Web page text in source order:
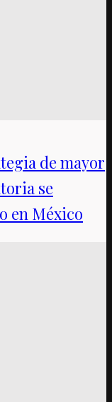
de mayor
se
en México